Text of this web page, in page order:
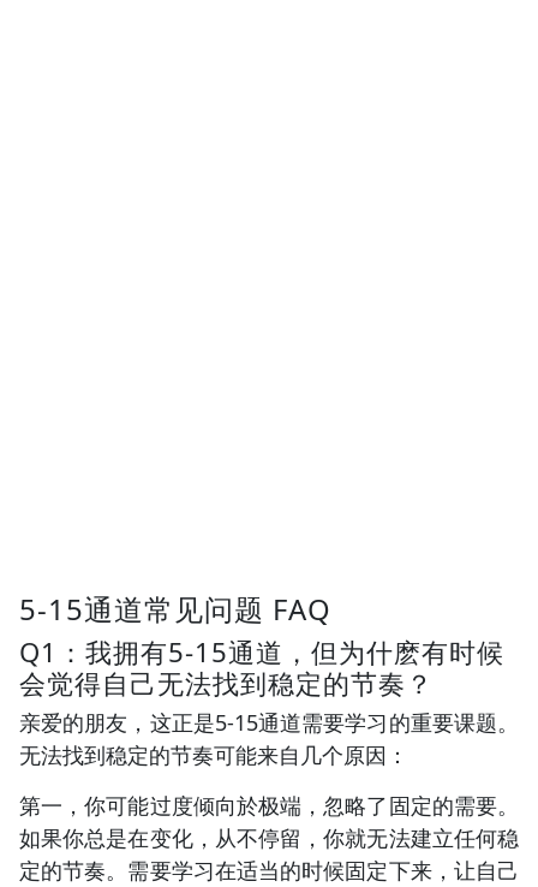
5-15通道常见问题 FAQ
Q1：我拥有5-15通道，但为什麽有时候
会觉得自己无法找到稳定的节奏？
亲爱的朋友，这正是5-15通道需要学习的重要课题。
无法找到稳定的节奏可能来自几个原因：
第一，你可能过度倾向於极端，忽略了固定的需要。
如果你总是在变化，从不停留，你就无法建立任何稳
定的节奏。需要学习在适当的时候固定下来，让自己